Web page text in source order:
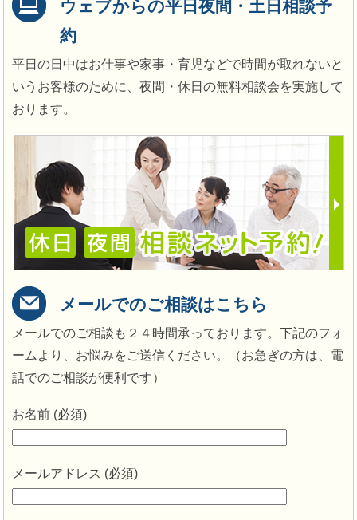
ウェブからの平日夜間・土日相談予
約
平日の日中はお仕事や家事・育児などで時間が取れないと
いうお客様のために、夜間・休日の無料相談会を実施して
おります。
メールでのご相談はこちら
メールでのご相談も２４時間承っております。下記のフォ
ームより、お悩みをご送信ください。（お急ぎの方は、電
話でのご相談が便利です）
お名前 (必須)
メールアドレス (必須)